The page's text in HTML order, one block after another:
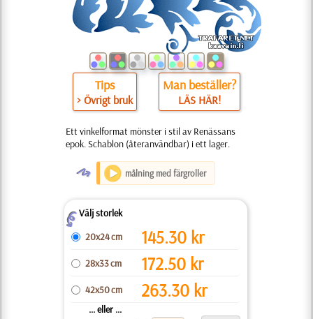
Tips
> Övrigt bruk
Man beställer?
LÄS HÄR!
Ett vinkelformat mönster i stil av Renässans
epok. Schablon (återanvändbar) i ett lager.
O målning med färgroller
ZVälj storlek
20x24 cm
145.30 kr
28x33 cm 172.50 kr
42x50 cm 263.30 kr
... eller ...